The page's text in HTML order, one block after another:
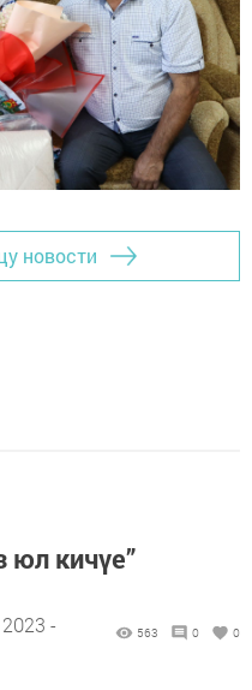
новости
юл кичүе”
-
563 0 0